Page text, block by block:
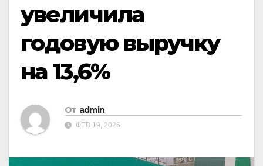
увеличила
годовую выручку
на 13,6%
От admin
ФЕВ 19, 2026